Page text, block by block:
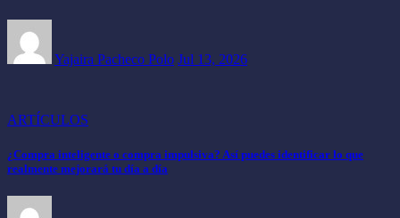
Yajaira Pacheco Polo Jul 13, 2026
ARTÍCULOS
¿Compra inteligente o compra impulsiva? Así puedes identificar lo que
realmente mejorará tu día a día